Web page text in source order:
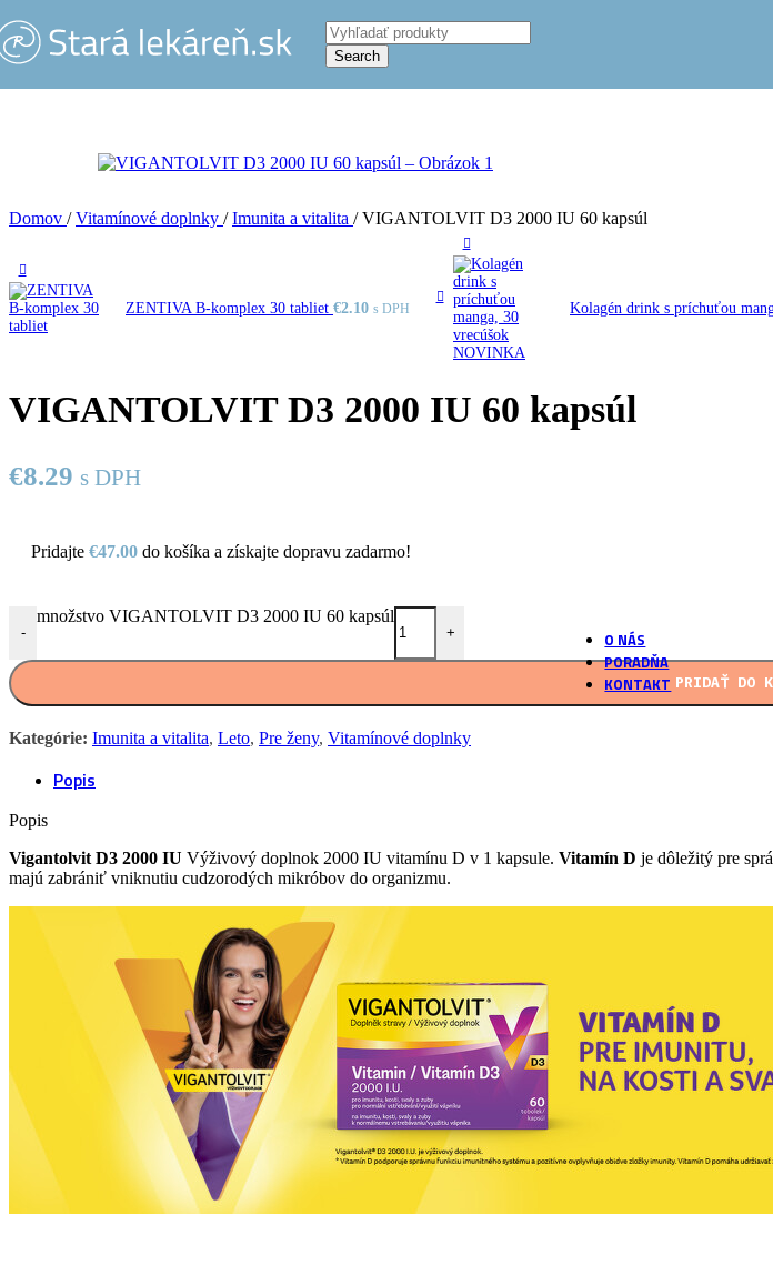
Skip to navigation
Search
Už viac ako 60
Viac ako 100
O NÁS
PORADŇA
KONTAKT
Domov / Vitamínové doplnky / Imunita a vitalita / VIGANTOLVIT D3 2000 IU 60 kapsúl
ZENTIVA B-komplex 30 tabliet €2.10 s DPH Kolagén drink s príchuťou
VIGANTOLVIT D3 2000 IU 60 kapsúl
€8.29 s DPH
Pridajte €47.00 do košíka a získajte dopravu zadarmo!
-
množstvo VIGANTOLVIT D3 2000 IU 60 kapsúl
+
PRIDAŤ DO
Kategórie: Imunita a vitalita, Leto, Pre ženy, Vitamínové doplnky
Popis
Popis
Vigantolvit D3 2000 IU Výživový doplnok 2000 IU vitamínu D v 1 kapsule. Vitamín D je dôležitý pre
majú zabrániť vniknutiu cudzorodých mikróbov do organizmu.